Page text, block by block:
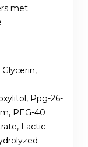
met
Ppg-26-
PEG-40
Lactic